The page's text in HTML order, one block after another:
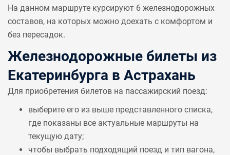
На данном маршруте курсируют 6 железнодорожных
составов, на которых можно доехать с комфортом и
без пересадок.
Железнодорожные билеты из
Екатеринбурга в Астрахань
Для приобретения билетов на пассажирский поезд:
выберите его из выше представленного списка,
где показаны все актуальные маршруты на
текущую дату;
чтобы выбрать подходящий поезд и тип вагона,